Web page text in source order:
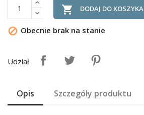
 DODAJ DO KOSZYKA
 Obecnie brak na stanie
Udział
Opis Szczegóły produktu